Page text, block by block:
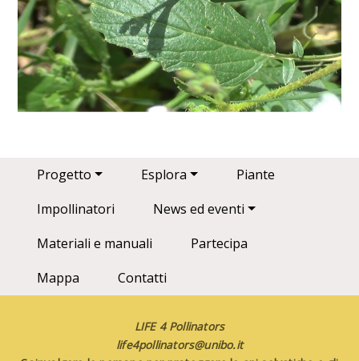
Main navigation
Progetto Esplora
Piante
Impollinatori
News ed eventi
Materiali e manuali
Partecipa
Mappa
Contatti
LIFE 4 Pollinators
life4pollinators@unibo.it